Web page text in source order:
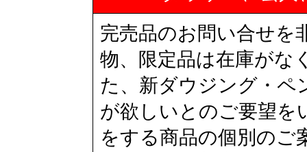
完売品のお問い合せを
物、限定品は在庫がな
た、新ダウジング・ペ
が欲しいとのご要望を
をする商品の個別のご